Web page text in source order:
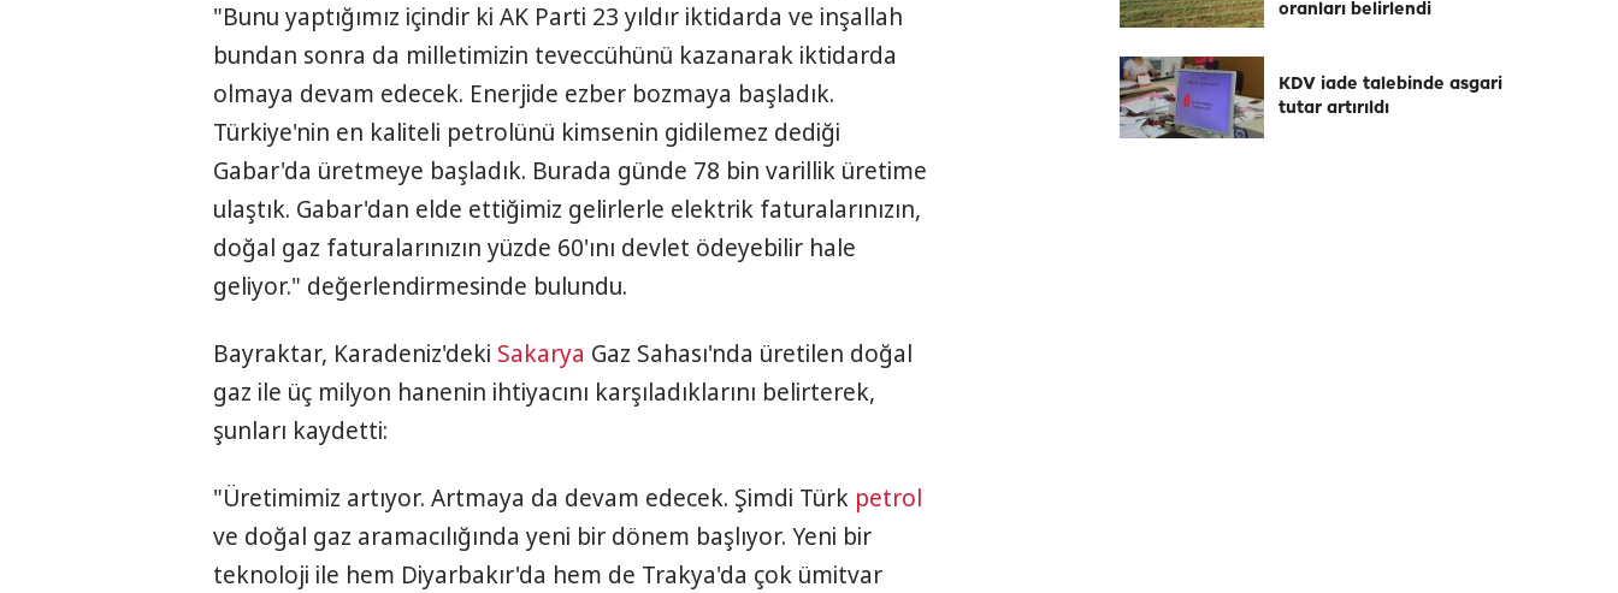
"Bunu yaptığımız içindir ki AK Parti 23 yıldır iktidarda ve inşallah
bundan sonra da milletimizin teveccühünü kazanarak iktidarda
olmaya devam edecek. Enerjide ezber bozmaya başladık.
Türkiye'nin en kaliteli petrolünü kimsenin gidilemez dediği
Gabar'da üretmeye başladık. Burada günde 78 bin varillik üretime
ulaştık. Gabar'dan elde ettiğimiz gelirlerle elektrik faturalarınızın,
doğal gaz faturalarınızın yüzde 60'ını devlet ödeyebilir hale
geliyor." değerlendirmesinde bulundu.
Bayraktar, Karadeniz'deki Sakarya Gaz Sahası'nda üretilen doğal
gaz ile üç milyon hanenin ihtiyacını karşıladıklarını belirterek,
şunları kaydetti:
"Üretimimiz artıyor. Artmaya da devam edecek. Şimdi Türk petrol
ve doğal gaz aramacılığında yeni bir dönem başlıyor. Yeni bir
teknoloji ile hem Diyarbakır'da hem de Trakya'da çok ümitvar
oranları belirlendi
KDV iade talebinde asgari
tutar artırıldı